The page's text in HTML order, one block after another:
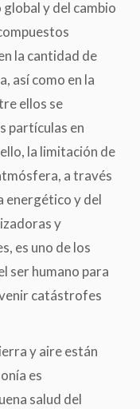
y del cambio
la cantidad de
así como en la
ellos se
partículas en
la limitación de
a través
energético y del
y
es uno de los
ser humano para
catástrofes
y aire están
es
salud del